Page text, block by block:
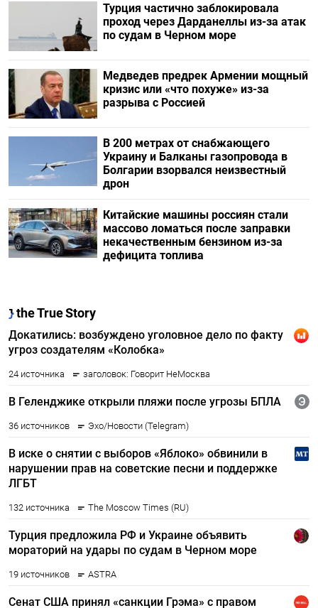
Турция частично заблокировала
проход через Дарданеллы из-за атак
по судам в Черном море
Медведев предрек Армении мощный
кризис или «что похуже» из-за
разрыва с Россией
В 200 метрах от снабжающего
Украину и Балканы газопровода в
Болгарии взорвался неизвестный
дрон
Китайские машины россиян стали
массово ломаться после заправки
некачественным бензином из-за
дефицита топлива